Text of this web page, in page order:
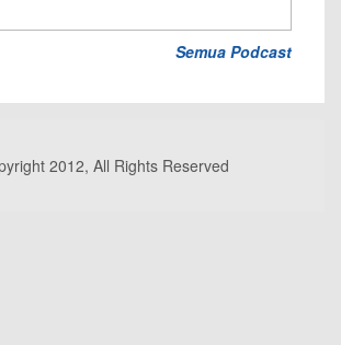
Semua Podcast
2012, All Rights Reserved